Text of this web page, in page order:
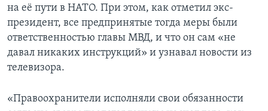
на её пути в НАТО. При этом, как отметил экс-
президент, все предпринятые тогда меры были
ответственностью главы МВД, и что он сам «не
давал никаких инструкций» и узнавал новости из
телевизора.
«Правоохранители исполняли свои обязанности